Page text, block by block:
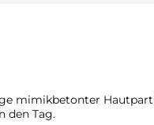
mimikbetonter
den Tag.